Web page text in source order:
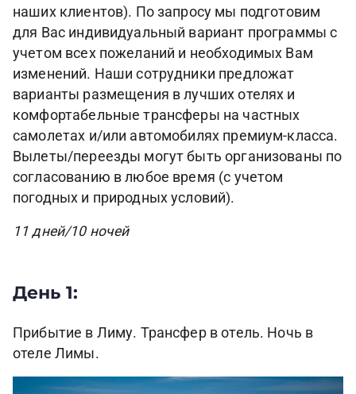
наших клиентов). По запросу мы подготовим
для Вас индивидуальный вариант программы с
учетом всех пожеланий и необходимых Вам
изменений. Наши сотрудники предложат
варианты размещения в лучших отелях и
комфортабельные трансферы на частных
самолетах и/или автомобилях премиум-класса.
Вылеты/переезды могут быть организованы по
согласованию в любое время (с учетом
погодных и природных условий).
11 дней/10 ночей
День 1:
Прибытие в Лиму. Трансфер в отель. Ночь в
отеле Лимы.